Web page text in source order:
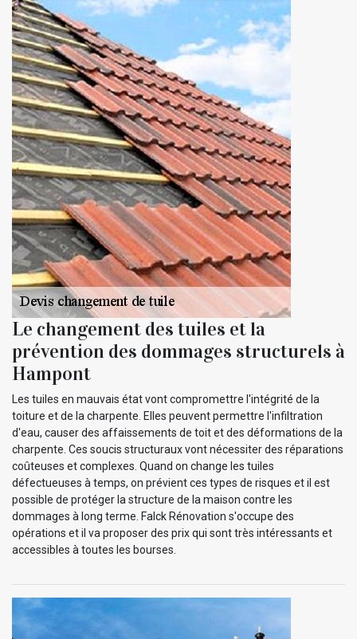
Le changement des tuiles et la
prévention des dommages structurels à
Hampont
Les tuiles en mauvais état vont compromettre l'intégrité de la
toiture et de la charpente. Elles peuvent permettre l'infiltration
d'eau, causer des affaissements de toit et des déformations de la
charpente. Ces soucis structuraux vont nécessiter des réparations
coûteuses et complexes. Quand on change les tuiles
défectueuses à temps, on prévient ces types de risques et il est
possible de protéger la structure de la maison contre les
dommages à long terme. Falck Rénovation s'occupe des
opérations et il va proposer des prix qui sont très intéressants et
accessibles à toutes les bourses.